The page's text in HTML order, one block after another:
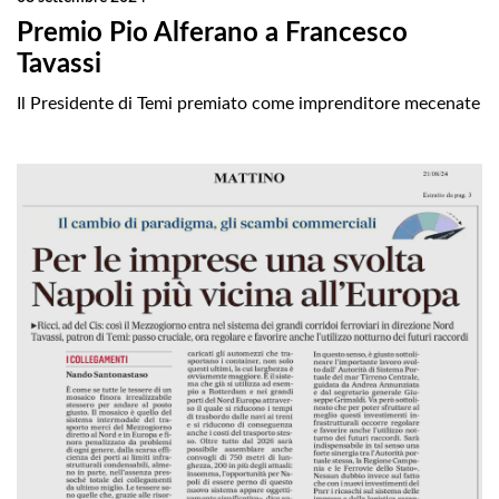
Premio Pio Alferano a Francesco
Tavassi
Il Presidente di Temi premiato come imprenditore mecenate